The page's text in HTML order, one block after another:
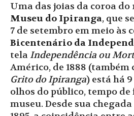
Uma das joias da coroa
Museu do Ipiranga, que
7 de setembro em meio às
Bicentenário da
tela Independência ou
Américo, de 1888 (também
Grito do Ipiranga) está há
olhos do público, tempo
museu. Desde sua